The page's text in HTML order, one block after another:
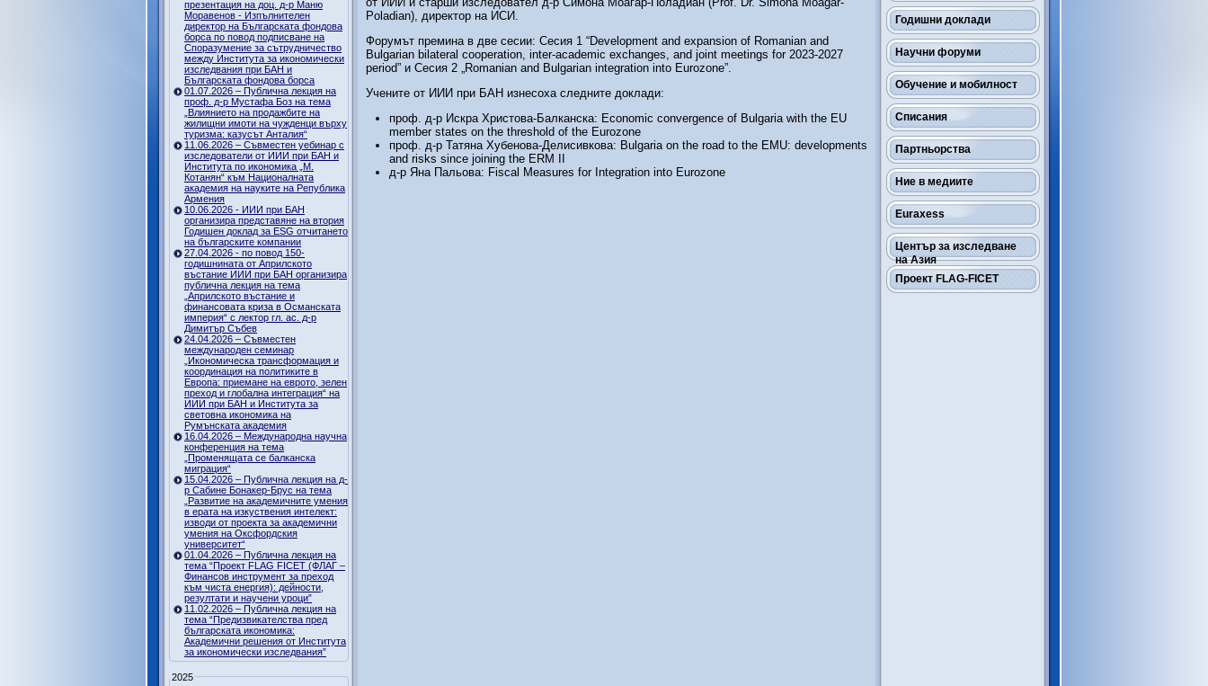
Годишни доклади
Научни форуми
Обучение и мобилност
Списания
Партньорства
Ние в медиите
Euraxess
Център за изследване
на Азия
Проект FLAG-FICET
презентация на доц. д-р Маню
Моравенов - Изпълнителен
директор на Българската фондова
борса по повод подписване на
Споразумение за сътрудничество
между Института за икономически
изследвания при БАН и
Българската фондова борса
01.07.2026 – Публична лекция на
проф. д-р Мустафа Боз на тема
„Влиянието на продажбите на
жилищни имоти на чужденци върху
туризма: казусът Анталия“
11.06.2026 – Съвместен уебинар с
изследователи от ИИИ при БАН и
Института по икономика „М.
Котанян“ към Националната
академия на науките на Република
Армения
10.06.2026 - ИИИ при БАН
организира представяне на втория
Годишен доклад за ESG отчитането
на българските компании
27.04.2026 - по повод 150-
годишнината от Априлското
въстание ИИИ при БАН организира
публична лекция на тема
„Априлското въстание и
финансовата криза в Османската
империя“ с лектор гл. ас. д-р
Димитър Събев
24.04.2026 – Съвместен
международен семинар
„Икономическа трансформация и
координация на политиките в
Европа: приемане на еврото, зелен
преход и глобална интеграция“ на
ИИИ при БАН и Института за
световна икономика на
Румънската академия
16.04.2026 – Международна научна
конференция на тема
„Променящата се балканска
миграция“
15.04.2026 – Публична лекция на д-
р Сабине Бонакер-Брус на тема
„Развитие на академичните умения
в ерата на изкуствения интелект:
изводи от проекта за академични
умения на Оксфордския
университет“
01.04.2026 – Публична лекция на
тема “Проект FLAG FICET (ФЛАГ –
Финансов инструмент за преход
към чиста енергия): дейности,
резултати и научени уроци”
11.02.2026 – Публична лекция на
тема “Предизвикателства пред
българската икономика:
Академични решения от Института
за икономически изследвания”
2025
Poladian), директор на ИСИ.
Форумът премина в две сесии: Сесия 1 “Development and expansion of Romanian and
Bulgarian bilateral cooperation, inter-academic exchanges, and joint meetings for 2023-2027
period” и Сесия 2 „Romanian and Bulgarian integration into Eurozone”.
Учените от ИИИ при БАН изнесоха следните доклади:
проф. д-р Искра Христова-Балканска: Economic convergence of Bulgaria with the EU
member states on the threshold of the Eurozone
проф. д-р Татяна Хубенова-Делисивкова: Bulgaria on the road to the EMU: developments
and risks since joining the ERM II
д-р Яна Пальова: Fiscal Measures for Integration into Eurozone